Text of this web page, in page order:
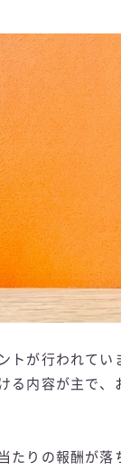
トが行われてい
る内容が主で、
たりの報酬が落